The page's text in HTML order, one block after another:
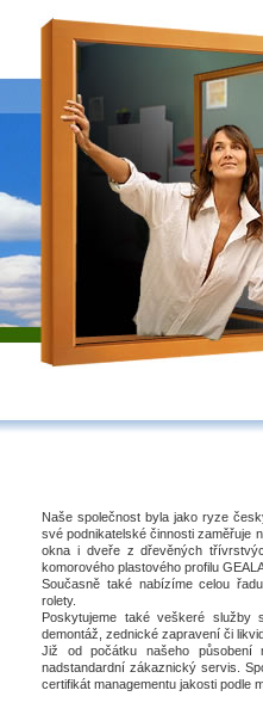
Naše společnost byla jako ryze
své podnikatelské činnosti zaměřuje
okna i dveře z dřevěných
komorového plastového profilu
Současně také nabízíme celou
rolety.
Poskytujeme také veškeré služby
demontáž, zednické zapravení či
Již od počátku našeho
nadstandardní zákaznický servis.
certifikát managementu jakosti podle